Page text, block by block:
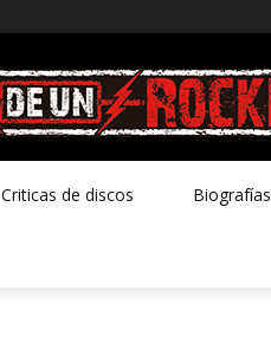
Criticas de discos Biografías